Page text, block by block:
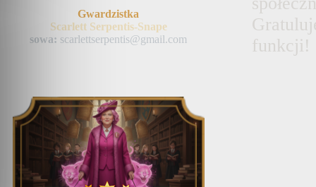
Gwardzistka
Scarlett Serpentis-Snape
sowa: scarlettserpentis@gmail.com
funkcji!